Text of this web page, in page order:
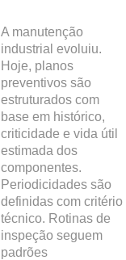
A manutenção
industrial evoluiu.
Hoje, planos
preventivos são
estruturados com
base em histórico,
criticidade e vida útil
estimada dos
componentes.
Periodicidades são
definidas com critério
técnico. Rotinas de
inspeção seguem
padrões